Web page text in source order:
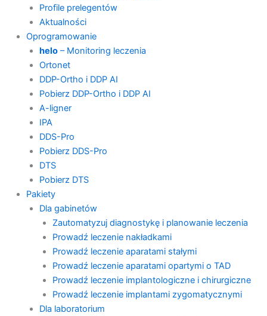
Profile prelegentów
Aktualności
Oprogramowanie
helo– Monitoring leczenia
Ortonet
DDP-Ortho i DDP AI
Pobierz DDP-Ortho i DDP AI
A-ligner
IPA
DDS-Pro
Pobierz DDS-Pro
DTS
Pobierz DTS
Pakiety
Dla gabinetów
Zautomatyzuj diagnostykę i planowanie leczenia
Prowadź leczenie nakładkami
Prowadź leczenie aparatami stałymi
Prowadź leczenie aparatami opartymi o TAD
Prowadź leczenie implantologiczne i chirurgiczne
Prowadź leczenie implantami zygomatycznymi
Dla laboratorium